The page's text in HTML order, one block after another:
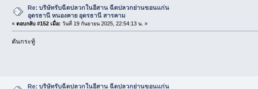
Re: บริษัทรับฉีดปลวกในอีสาน ฉีดปลวกย่านขอนแก่น
อุดรธานี หนองคาย อุดรธานี สารคาม
« ตอบกลับ #152 เมื่อ: วันที่ 19 กันยายน 2025, 22:54:13 น. »
ดันกระทู้
Re: บริษัทรับฉีดปลวกในอีสาน ฉีดปลวกย่านขอนแก่น